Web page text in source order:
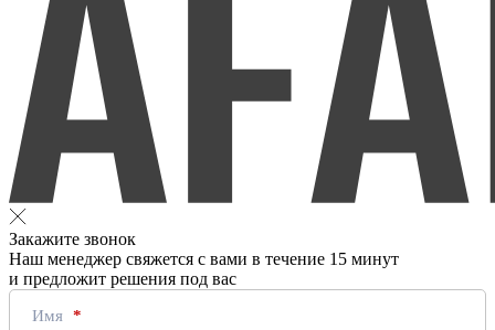
Закажите звонок
Наш менеджер свяжется с вами в течение 15 минут
и предложит решения под вас
Имя